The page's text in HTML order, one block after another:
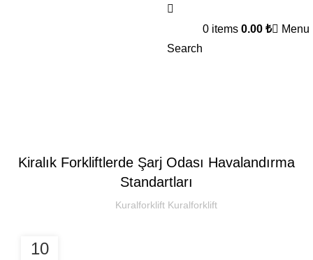
Search
0 items 0.00 ₺ Menu
Kiralık Forkliftlerde Şarj Odası Havalandırma
Standartları
Kuralforklift Kuralforklift
10